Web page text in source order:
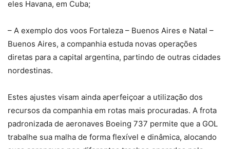
eles Havana, em Cuba;
– A exemplo dos voos Fortaleza – Buenos Aires e Natal –
Buenos Aires, a companhia estuda novas operações
diretas para a capital argentina, partindo de outras cidades
nordestinas.
Estes ajustes visam ainda aperfeiçoar a utilização dos
recursos da companhia em rotas mais procuradas. A frota
padronizada de aeronaves Boeing 737 permite que a GOL
trabalhe sua malha de forma flexível e dinâmica, alocando